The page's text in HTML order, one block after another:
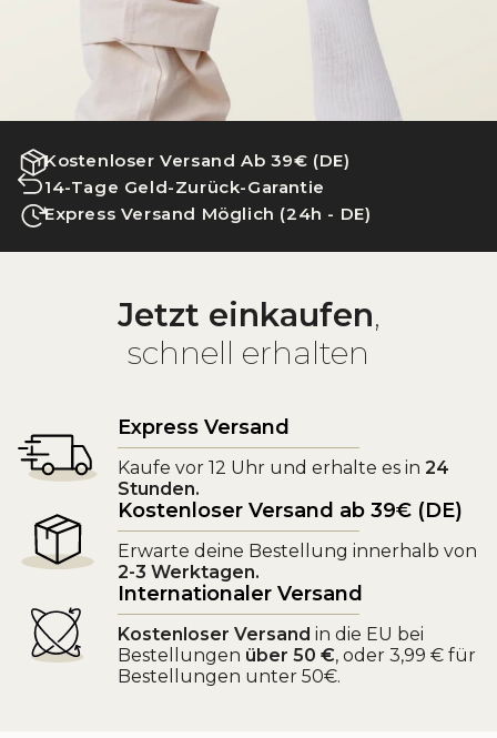
Kostenloser Versand Ab 39€ (DE)
14-Tage Geld-Zurück-Garantie
Express Versand Möglich (24h - DE)
Jetzt einkaufen,
schnell erhalten
Express Versand
Kaufe vor 12 Uhr und erhalte es in 24
Stunden.
Kostenloser Versand ab 39€ (DE)
Erwarte deine Bestellung innerhalb von
2-3 Werktagen.
Internationaler Versand
Kostenloser Versand in die EU bei
Bestellungen über 50 €, oder 3,99 € für
Bestellungen unter 50€.